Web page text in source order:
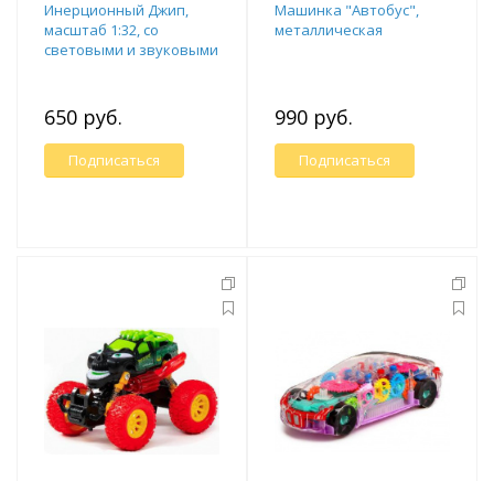
Инерционный Джип,
масштаб 1:32, со
световыми и звуковыми
650 руб.
Подписаться
Машинка "Автобус",
металлическая
990 руб.
Подписаться